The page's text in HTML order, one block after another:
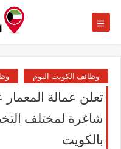
وظائف الكويت اليوم
تعلن عمالة
شاغرة لمختلف
بالكويت